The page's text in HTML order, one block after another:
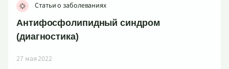
Статьи о заболеваниях
Антифосфолипидный синдром
(диагностика)
27 мая 2022